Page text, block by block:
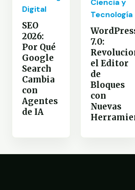
Digital
SEO
2026:
Por Qué
Google
Search
Cambia
con
Agentes
de IA
Tecnología
7.0:
el Editor
de
Bloques
con
Nuevas